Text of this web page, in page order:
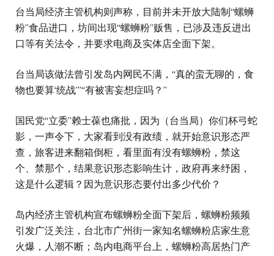
台当局经济主管机构则声称，目前并未开放大陆制“螺蛳
粉”食品进口，坊间出现“螺蛳粉”贩售，已涉及违反进出
口等有关法令，并要求电商及实体店全面下架。
台当局该做法曾引发岛内网民不满，“真的蛮无聊的，食
物也要算‘统战’”“有被害妄想症吗？”
国民党“立委”赖士葆也痛批，因为（台当局）你们杯弓蛇
影，一声令下，大家看到没有政绩，就开始意识形态严
查，旅客进来翻箱倒柜，看里面有没有螺蛳粉，禁这
个、禁那个，结果意识形态影响生计，政府再来纾困，
这是什么逻辑？因为意识形态要付出多少代价？
岛内经济主管机构宣布螺蛳粉全面下架后，螺蛳粉频频
引发广泛关注，台北市广州街一家知名螺蛳粉店家生意
火爆，人潮不断；岛内电商平台上，螺蛳粉高居热门产